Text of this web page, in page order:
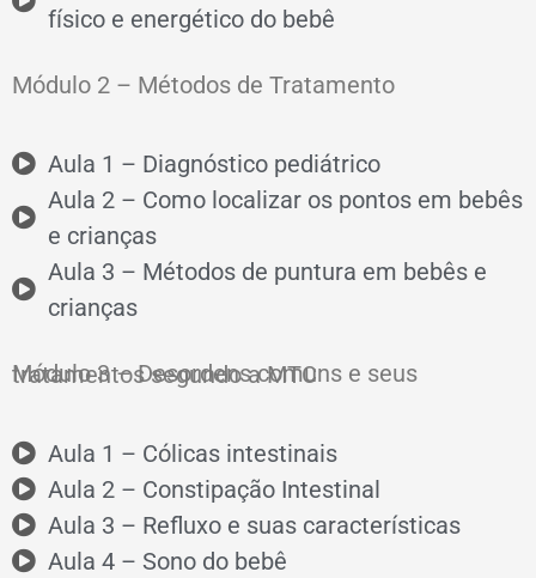
físico e energético do bebê
Módulo 2 – Métodos de Tratamento
Aula 1 – Diagnóstico pediátrico
Aula 2 – Como localizar os pontos em bebês
e crianças
Aula 3 – Métodos de puntura em bebês e
crianças
Módulo 3 – Desordens comuns e seus tratamentos segundo a MTC
Aula 1 – Cólicas intestinais
Aula 2 – Constipação Intestinal
Aula 3 – Refluxo e suas características
Aula 4 – Sono do bebê